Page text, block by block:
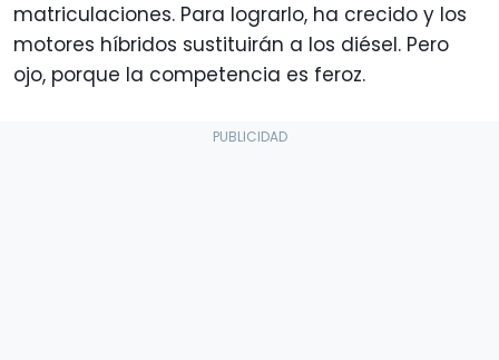
matriculaciones. Para lograrlo, ha crecido y los
motores híbridos sustituirán a los diésel. Pero
ojo, porque la competencia es feroz.